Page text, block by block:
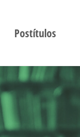
Postítulos